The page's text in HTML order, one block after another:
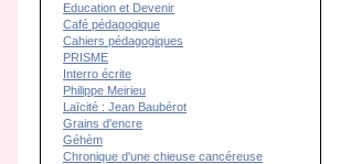
Education et Devenir
Café pédagogique
Cahiers pédagogiques
PRISME
Interro écrite
Philippe Meirieu
Laïcité : Jean Baubérot
Grains d'encre
Géhèm
Chronique d'une chieuse cancéreuse